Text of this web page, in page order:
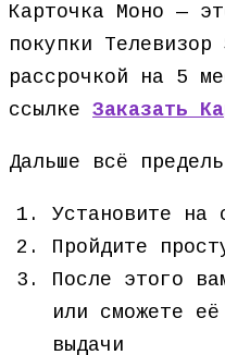
Карточка Моно —
покупки Телевизор
рассрочкой на 5
ссылке Заказать
Дальше всё
Установите на
Пройдите
После этого
или сможете
выдачи